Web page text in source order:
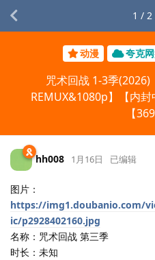
动漫 夸克
咒术回战 1-3季
REMUX&1080p】【内封
【
1 / 2
hh008 1月16日 已编辑
图片：
https://img1.doubanio.com/
ic/p2928402160.jpg
名称：咒术回战 第三季
时长：未知